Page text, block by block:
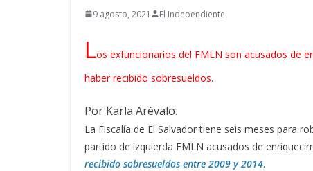
9 agosto, 2021 El Independiente
Los exfuncionarios del FMLN son acusados de
haber recibido sobresueldos.
Por Karla Arévalo.
La Fiscalía de El Salvador tiene seis meses para
partido de izquierda FMLN acusados de
recibido sobresueldos entre 2009 y 2014.